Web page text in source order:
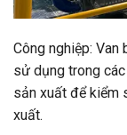
Công nghiệp:
sử dụng trong
sản xuất để kiểm
xuất.